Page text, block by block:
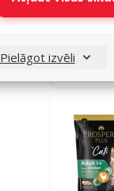
Pielāgot izvēliNoliktavā